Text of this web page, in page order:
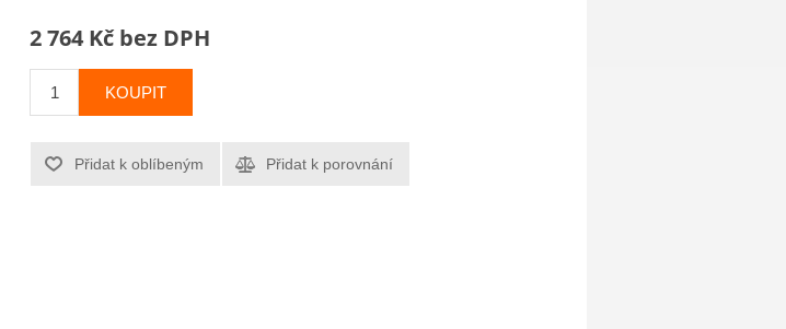
2 764 Kč bez DPH
KOUPIT
Přidat k oblíbeným Přidat k porovnání